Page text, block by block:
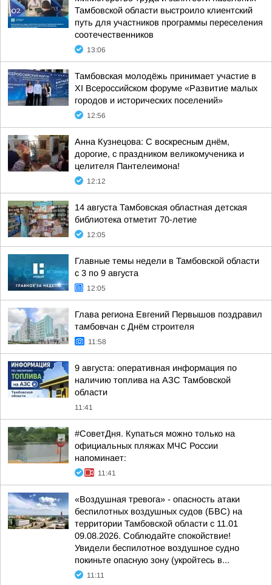
Тамбовской области выстроило клиентский
путь для участников программы переселения
соотечественников
13:06
Тамбовская молодёжь принимает участие в
XI Всероссийском форуме «Развитие малых
городов и исторических поселений»
12:56
Анна Кузнецова: С воскресным днём,
дорогие, с праздником великомученика и
целителя Пантелеимона!
12:12
14 августа Тамбовская областная детская
библиотека отметит 70-летие
12:05
Главные темы недели в Тамбовской области
с 3 по 9 августа
12:05
Глава региона Евгений Первышов поздравил
тамбовчан с Днём строителя
11:58
9 августа: оперативная информация по
наличию топлива на АЗС Тамбовской
области
11:41
#СоветДня. Купаться можно только на
официальных пляжах МЧС России
напоминает:
11:41
«Воздушная тревога» - опасность атаки
беспилотных воздушных судов (БВС) на
территории Тамбовской области с 11.01
09.08.2026. Соблюдайте спокойствие!
Увидели беспилотное воздушное судно
покиньте опасную зону (укройтесь в...
11:11